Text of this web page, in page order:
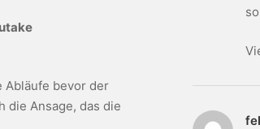
Abläufe bevor der
die Ansage, das die